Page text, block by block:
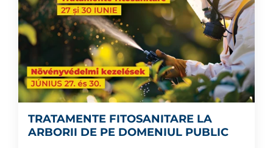
TRATAMENTE FITOSANITARE LA
ARBORII DE PE DOMENIUL PUBLIC